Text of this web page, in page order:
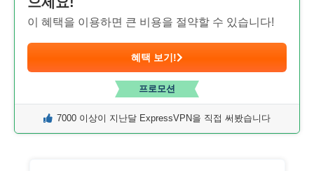
이 혜택을 이용하면 큰 비용을 절약할 수 있습니다!
혜택 보기!
프로모션
7000 이상이 지난달 ExpressVPN을 직접 써봤습니다